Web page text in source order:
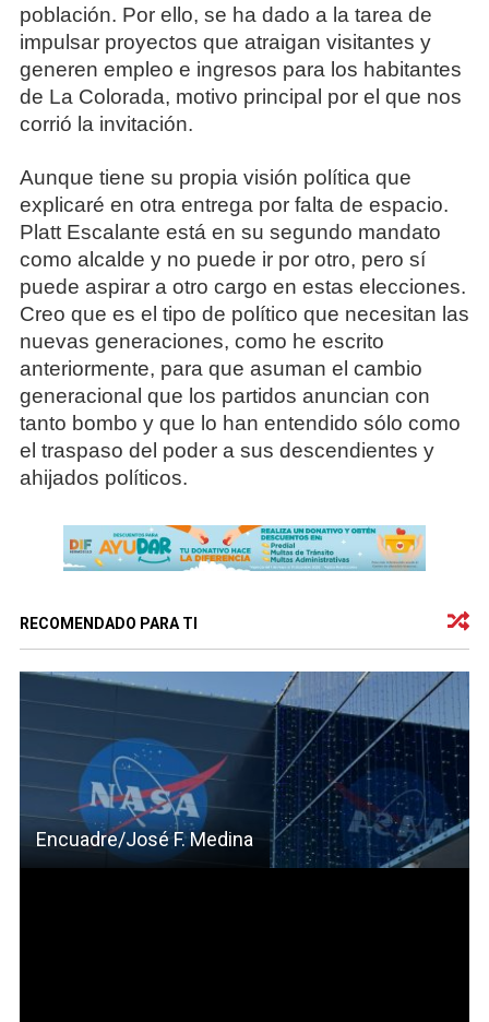
población. Por ello, se ha dado a la tarea de
impulsar proyectos que atraigan visitantes y
generen empleo e ingresos para los habitantes
de La Colorada, motivo principal por el que nos
corrió la invitación.
Aunque tiene su propia visión política que
explicaré en otra entrega por falta de espacio.
Platt Escalante está en su segundo mandato
como alcalde y no puede ir por otro, pero sí
puede aspirar a otro cargo en estas elecciones.
Creo que es el tipo de político que necesitan las
nuevas generaciones, como he escrito
anteriormente, para que asuman el cambio
generacional que los partidos anuncian con
tanto bombo y que lo han entendido sólo como
el traspaso del poder a sus descendientes y
ahijados políticos.
RECOMENDADO PARA TI
Encuadre/José F. Medina